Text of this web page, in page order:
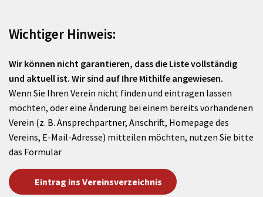
Wichtiger Hinweis:
Wir können nicht garantieren, dass die Liste vollständig
und aktuell ist. Wir sind auf Ihre Mithilfe angewiesen.
Wenn Sie Ihren Verein nicht finden und eintragen lassen
möchten, oder eine Änderung bei einem bereits vorhandenen
Verein (z. B. Ansprechpartner, Anschrift, Homepage des
Vereins, E-Mail-Adresse) mitteilen möchten, nutzen Sie bitte
das Formular
Eintrag ins Vereinsverzeichnis